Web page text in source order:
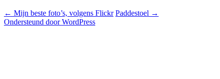
← Mijn beste foto’s, volgens Flickr Paddestoel →
Ondersteund door WordPress